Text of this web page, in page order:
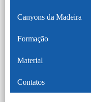
Canyons da Madeira
Formação
Material
Contatos